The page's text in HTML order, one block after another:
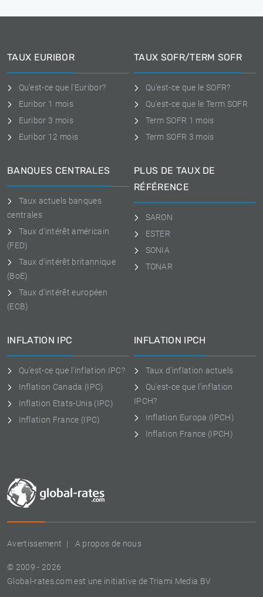
Avertissement A propos de nous
© 2009 - 2026
Global-rates.com est une initiative de Triami Media BV
TAUX EURIBOR
Qu'est-ce que l'Euribor?
Euribor 1 mois
Euribor 3 mois
Euribor 12 mois
TAUX SOFR/TERM SOFR
Qu'est-ce que le SOFR?
Qu'est-ce que le Term SOFR
Term SOFR 1 mois
Term SOFR 3 mois
BANQUES CENTRALES
Taux actuels banques
centrales
Taux d'intérêt américain
(FED)
Taux d'intérêt britannique
(BoE)
Taux d'intérêt européen
(ECB)
PLUS DE TAUX DE
RÉFÉRENCE
SARON
ESTER
SONIA
TONAR
INFLATION IPC
Qu'est-ce que l'inflation IPC?
Inflation Canada (IPC)
Inflation Etats-Unis (IPC)
Inflation France (IPC)
INFLATION IPCH
Taux d'inflation actuels
Qu'est-ce que l'inflation
IPCH?
Inflation Europa (IPCH)
Inflation France (IPCH)